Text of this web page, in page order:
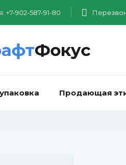
+7-902-587-91-80
Фокус
Продающая